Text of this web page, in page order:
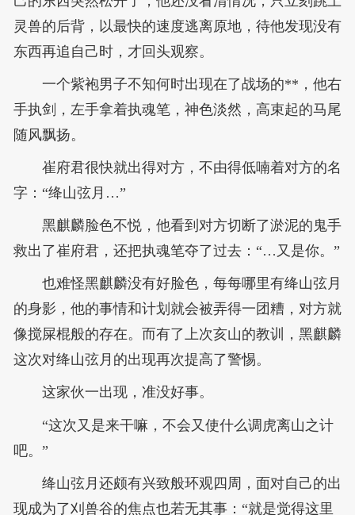
灵兽的后背，以最快的速度逃离原地，待他发现没有
东西再追自己时，才回头观察。
一个紫袍男子不知何时出现在了战场的**，他右
手执剑，左手拿着执魂笔，神色淡然，高束起的马尾
随风飘扬。
崔府君很快就出得对方，不由得低喃着对方的名
字：“绛山弦月…”
黑麒麟脸色不悦，他看到对方切断了淤泥的鬼手
救出了崔府君，还把执魂笔夺了过去：“…又是你。”
也难怪黑麒麟没有好脸色，每每哪里有绛山弦月
的身影，他的事情和计划就会被弄得一团糟，对方就
像搅屎棍般的存在。而有了上次亥山的教训，黑麒麟
这次对绛山弦月的出现再次提高了警惕。
这家伙一出现，准没好事。
“这次又是来干嘛，不会又使什么调虎离山之计
吧。”
绛山弦月还颇有兴致般环观四周，面对自己的出
现成为了刈兽谷的焦点也若无其事：“就是觉得这里